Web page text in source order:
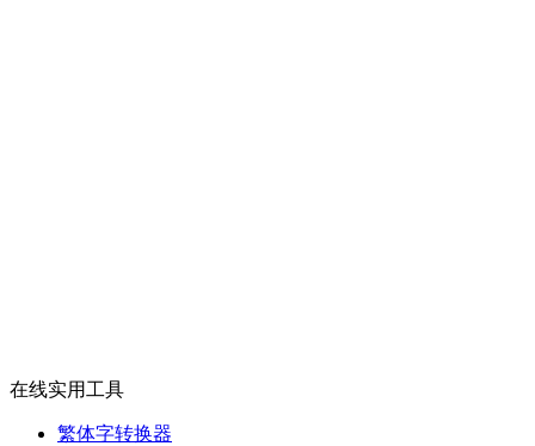
在线实用工具
繁体字转换器